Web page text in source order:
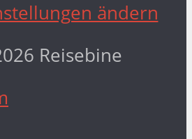
ändern
Reisebine